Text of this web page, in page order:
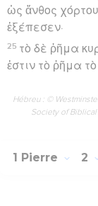
ὡς ἄνθος
ἐξέπεσεν·
25 τὸ δὲ ῥῆμα
ἐστιν τὸ ῥῆμα
Hébreu : ©
Society of
1 Pierre 2